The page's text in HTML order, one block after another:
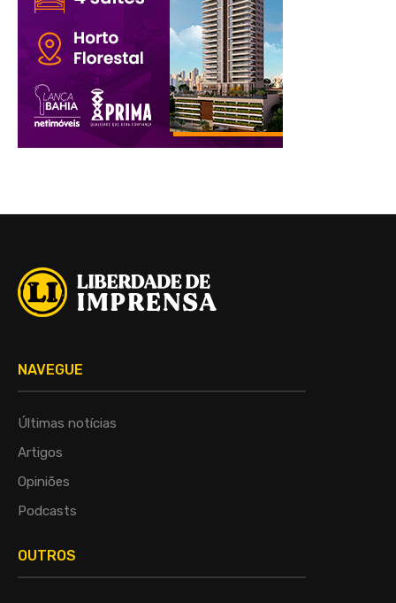
NAVEGUE
Últimas notícias
Artigos
Opiniões
Podcasts
OUTROS